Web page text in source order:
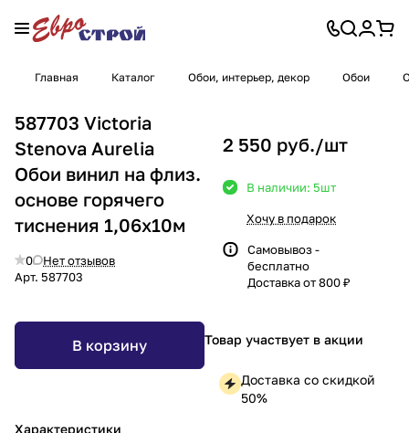
Главная Каталог Обои, интерьер, декор Обои
587703 Victoria
Stenova Aurelia
Обои винил на флиз.
основе горячего
тиснения 1,06х10м
0
Нет отзывов
Арт. 587703
В корзину
Характеристики
2 550 руб./шт
В наличии: 5шт
Хочу в подарок
Самовывоз -
бесплатно
Доставка от 800 ₽
Товар участвует в акции
Доставка со скидкой
50%